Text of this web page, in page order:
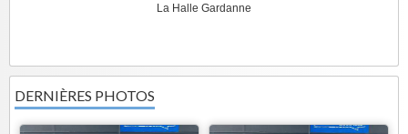
La Halle Gardanne
DERNIÈRES PHOTOS